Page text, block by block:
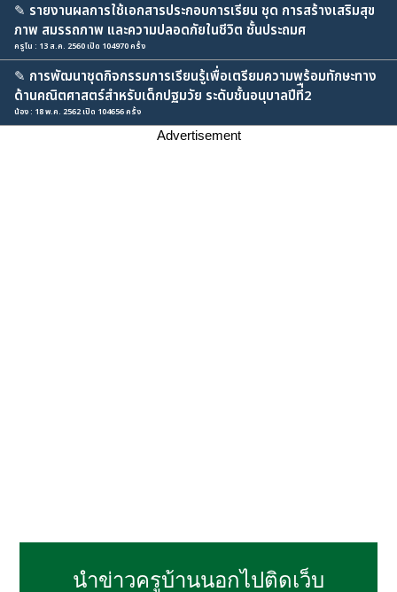
✎ รายงานผลการใช้เอกสารประกอบการเรียน ชุด การสร้างเสริมสุข
ภาพ สมรรถภาพ และความปลอดภัยในชีวิต ชั้นประถมศ
ครูโน : 13 ส.ค. 2560 เปิด 104970 ครั้ง
✎ การพัฒนาชุดกิจกรรมการเรียนรู้เพื่อเตรียมความพร้อมทักษะทาง
ด้านคณิตศาสตร์สำหรับเด็กปฐมวัย ระดับชั้นอนุบาลปีที่ื2
น้อง : 18 พ.ค. 2562 เปิด 104656 ครั้ง
Advertisement
นำข่าวครูบ้านนอกไปติดเว็บ